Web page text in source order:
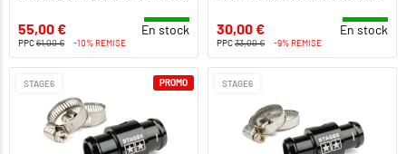
55,00 € En stock
PPC61,00 € -10% REMISE
30,00 € En stock
PPC33,00 € -9% REMISE
STAGE6 PROMO STAGE6